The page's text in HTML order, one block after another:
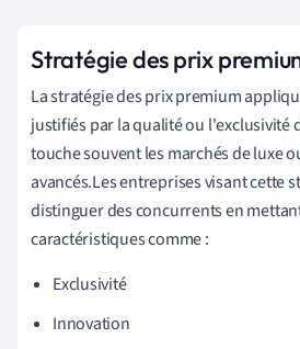
Stratégie des prix
La stratégie des prix premium
justifiés par la qualité ou l'exclusivité
touche souvent les marchés de luxe
avancés.Les entreprises visant cette
distinguer des concurrents en
caractéristiques comme :
Exclusivité
Innovation